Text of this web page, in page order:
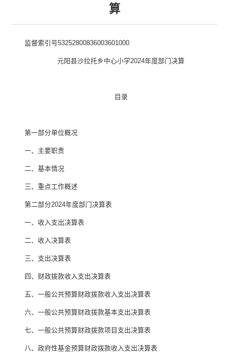
算
监督索引号53252800836003601000
元阳县沙拉托乡中心小学2024年度部门决算
目录
第一部分单位概况
一、主要职责
二、 基本情况
三、重点工作概述
第二部分2024年度部门决算表
一、收入支出决算表
二、收入决算表
三、支出决算表
四、财政拨款收入支出决算表
五、一般公共预算财政拨款收入支出决算表
六、一般公共预算财政拨款基本支出决算表
七、 一般公共预算财政拨款项目支出决算表
八、政府性基金预算财政拨款收入支出决算表